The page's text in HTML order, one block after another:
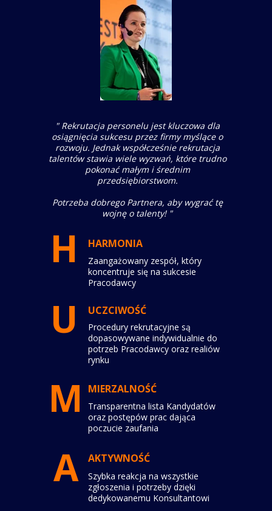
H
AKTYWNOŚĆ
MIERZALNOŚĆ
UCZCIWOŚĆ
HARMONIA
Zaangażowany zespół, który
koncentruje się na sukcesie
Pracodawcy
Procedury rekrutacyjne są
dopasowywane indywidualnie do
potrzeb Pracodawcy oraz realiów
rynku
Transparentna lista Kandydatów
oraz postępów prac dająca
poczucie zaufania
Szybka reakcja na wszystkie
zgłoszenia i potrzeby dzięki
dedykowanemu Konsultantowi
U
M
A
" Rekrutacja personelu jest kluczowa dla
osiągnięcia sukcesu przez firmy myślące o
rozwoju. Jednak współcześnie rekrutacja
talentów stawia wiele wyzwań, które trudno
pokonać małym i średnim
przedsiębiorstwom.
Potrzeba dobrego Partnera, aby wygrać tę
wojnę o talenty! "